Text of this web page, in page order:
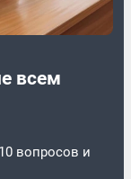
всем
вопросов и